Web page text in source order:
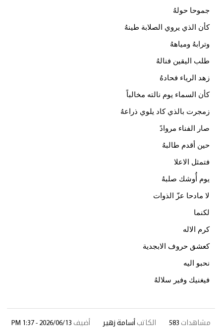
حولهُ
الذي يروي الصلابة طينهُ
ومياههُ
اليقين فنالهُ
الرياء فحادهُ
السماء يوم نالته مخالباً
بالذي كاد يلوي ذراعهُ
الفناء مروادً
أقدم طالبهُ
الاعلا
أُوشك صلبهُ
مادحا عزّ الذوات
الاله
حروف الابجدية
اليه
وفير سلالهُ
583 الكاتب أسامة زهير أضيف 2026/06/13 - 1:37 PM